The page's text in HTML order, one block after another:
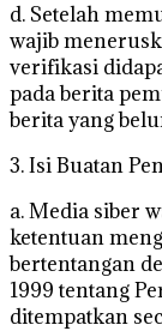
d. Setelah
wajib
verifikasi
pada berita
berita yang
3. Isi Buatan
a. Media siber
ketentuan
bertentangan
1999 tentang
ditempatkan